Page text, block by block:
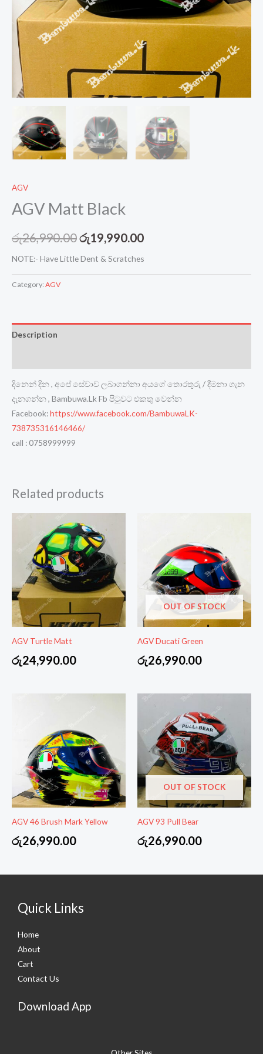
AGV
AGV Matt Black
රු26,990.00Original
price
රු19,990.00Current
price
NOTE:- Have Little Dent & Scratches
Category: AGV
Description
දිනෙන් දින , අපේ සේවාව ලබාගන්නා අයගේ තොරතුරු / දීමනා ගැන
දැනගන්න , Bambuwa.Lk Fb පිටුවට එකතු වෙන්න
Facebook:https://www.facebook.com/BambuwaLK-
738735316146466/
call : 0758999999
Related products
AGV Turtle Matt
රු24,990.00
OUT OF STOCK
AGV Ducati Green
රු26,990.00
AGV 46 Brush Mark Yellow
රු26,990.00
OUT OF STOCK
AGV 93 Pull Bear
රු26,990.00
Quick Links
Home
About
Cart
Contact Us
Download App